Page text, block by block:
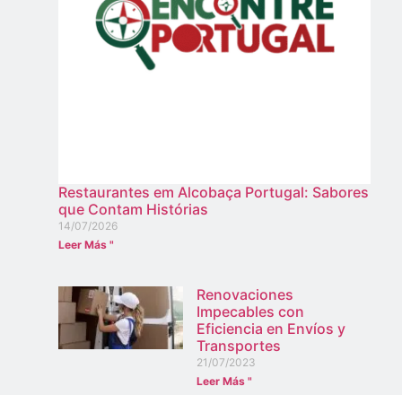
Restaurantes em Alcobaça Portugal: Sabores
que Contam Histórias
14/07/2026
Leer Más "
Renovaciones
Impecables con
Eficiencia en Envíos y
Transportes
21/07/2023
Leer Más "